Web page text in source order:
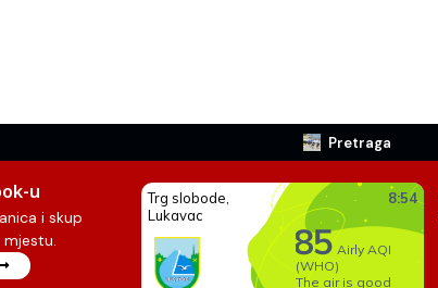
Pretraga
u
i skup
mjestu.